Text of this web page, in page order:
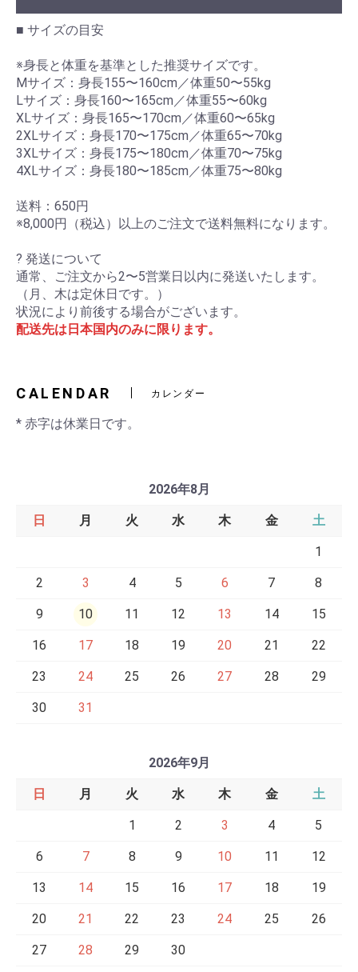
■ サイズの目安
※身長と体重を基準とした推奨サイズです。
Mサイズ：身長155〜160cm／体重50〜55kg
Lサイズ：身長160〜165cm／体重55〜60kg
XLサイズ：身長165〜170cm／体重60〜65kg
2XLサイズ：身長170〜175cm／体重65〜70kg
3XLサイズ：身長175〜180cm／体重70〜75kg
4XLサイズ：身長180〜185cm／体重75〜80kg
送料：650円
※8,000円（税込）以上のご注文で送料無料になります。
? 発送について
通常、ご注文から2〜5営業日以内に発送いたします。
（月、木は定休日です。）
状況により前後する場合がございます。
配送先は日本国内のみに限ります。
CALENDAR カレンダー
* 赤字は休業日です。
2026年8月
日 月 火 水 木 金 土
1
2 3 4 5 6 7 8
9 10 11 12 13 14 15
16 17 18 19 20 21 22
23 24 25 26 27 28 29
30 31
2026年9月
日 月 火 水 木 金 土
1 2 3 4 5
6 7 8 9 10 11 12
13 14 15 16 17 18 19
20 21 22 23 24 25 26
27 28 29 30